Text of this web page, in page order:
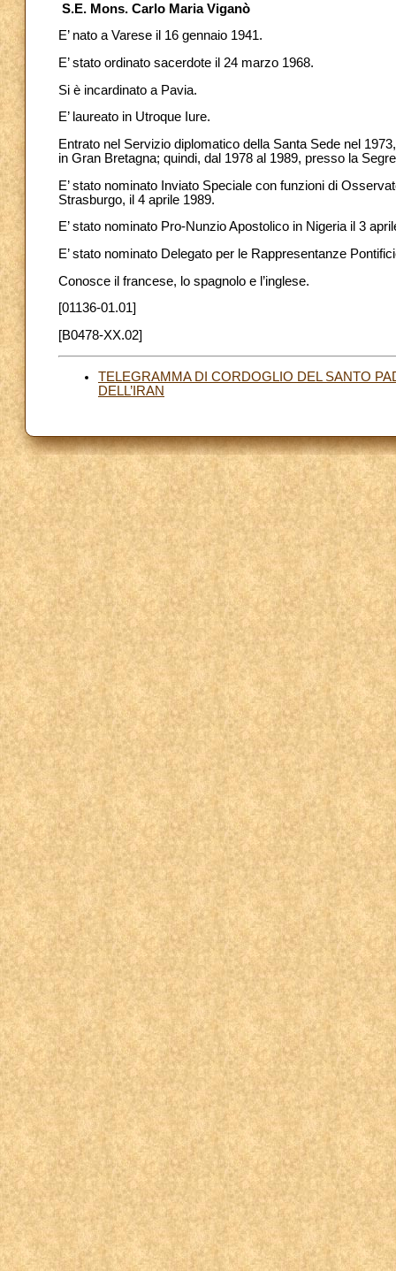
S.E. Mons. Carlo Maria Viganò
E’ nato a Varese il 16 gennaio 1941.
E’ stato ordinato sacerdote il 24 marzo 1968.
Si è incardinato a Pavia.
E’ laureato in Utroque Iure.
Entrato nel Servizio diplomatico della Santa Sede nel
in Gran Bretagna; quindi, dal 1978 al 1989, presso la
E’ stato nominato Inviato Speciale con funzioni di
Strasburgo, il 4 aprile 1989.
E’ stato nominato Pro-Nunzio Apostolico in Nigeria il 3
E’ stato nominato Delegato per le Rappresentanze
Conosce il francese, lo spagnolo e l’inglese.
[01136-01.01]
[B0478-XX.02]
TELEGRAMMA DI CORDOGLIO DEL SANTO
DELL’IRAN